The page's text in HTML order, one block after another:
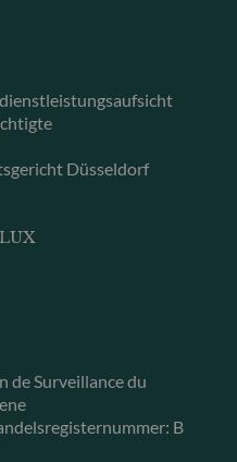
Düsseldorf
de Surveillance du
B